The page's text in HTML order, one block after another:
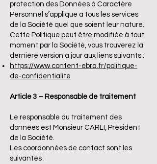
protection des Données à Caractère
Personnel s’applique à tous les services
de la Société quel que soient leur nature.
Cette Politique peut être modifiée à tout
moment par la Société, vous trouverez la
dernière version à jour aux liens suivants :
https://www.content-ebra.fr/politique-
de-confidentialite
Article 3 – Responsable de traitement
Le responsable du traitement des
données est Monsieur CARLI, Président
de la Société.
Les coordonnées de contact sont les
suivantes :